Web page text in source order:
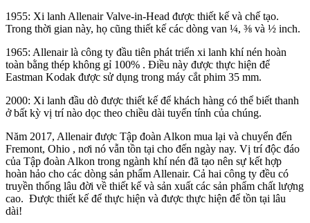
1955: Xi lanh Allenair Valve-in-Head được thiết kế và chế tạo.
Trong thời gian này, họ cũng thiết kế các dòng van ¼, ⅜ và ½ inch.
1965: Allenair là công ty đầu tiên phát triển xi lanh khí nén hoàn
toàn bằng thép không gỉ 100% . Điều này được thực hiện để
Eastman Kodak được sử dụng trong máy cắt phim 35 mm.
2000: Xi lanh đầu dò được thiết kế để khách hàng có thể biết thanh
ở bất kỳ vị trí nào dọc theo chiều dài tuyến tính của chúng.
Năm 2017, Allenair được Tập đoàn Alkon mua lại và chuyển đến
Fremont, Ohio , nơi nó vẫn tồn tại cho đến ngày nay. Vị trí độc đáo
của Tập đoàn Alkon trong ngành khí nén đã tạo nên sự kết hợp
hoàn hảo cho các dòng sản phẩm Allenair. Cả hai công ty đều có
truyền thống lâu đời về thiết kế và sản xuất các sản phẩm chất lượng
cao. Được thiết kế để thực hiện và được thực hiện để tồn tại lâu
dài!